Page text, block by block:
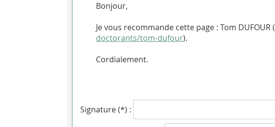
Bonjour,
Je vous recommande cette page : Tom DUFOUR (
doctorants/tom-dufour).
Cordialement.
Signature (*) :